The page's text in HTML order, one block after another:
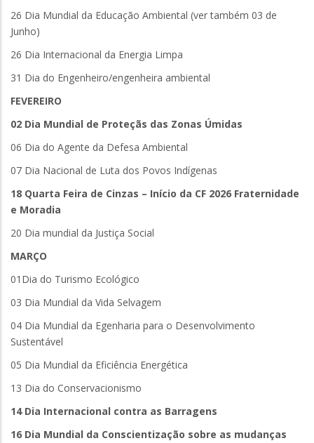
26 Dia Mundial da Educação Ambiental (ver também 03 de
Junho)
26 Dia Internacional da Energia Limpa
31 Dia do Engenheiro/engenheira ambiental
FEVEREIRO
02 Dia Mundial de Proteçãs das Zonas Úmidas
06 Dia do Agente da Defesa Ambiental
07 Dia Nacional de Luta dos Povos Indígenas
18 Quarta Feira de Cinzas – Início da CF 2026 Fraternidade
e Moradia
20 Dia mundial da Justiça Social
MARÇO
01Dia do Turismo Ecológico
03 Dia Mundial da Vida Selvagem
04 Dia Mundial da Egenharia para o Desenvolvimento
Sustentável
05 Dia Mundial da Eficiência Energética
13 Dia do Conservacionismo
14 Dia Internacional contra as Barragens
16 Dia Mundial da Conscientização sobre as mudanças